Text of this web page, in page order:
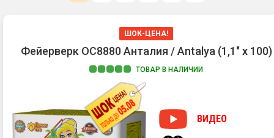
ШОК-ЦЕНА!
Фейерверк ОС8880 Анталия / Antalya (1,1" х 100)
ТОВАР В НАЛИЧИИ
ВИДЕО